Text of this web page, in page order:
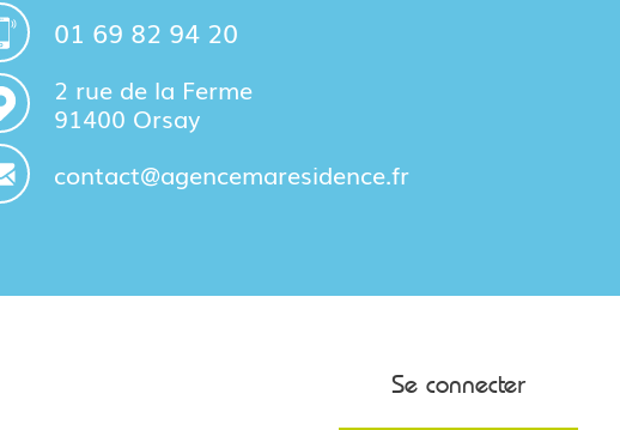
01 69 82 94 20
2 rue de la Ferme
91400 Orsay
contact@agencemaresidence.fr
Se connecter